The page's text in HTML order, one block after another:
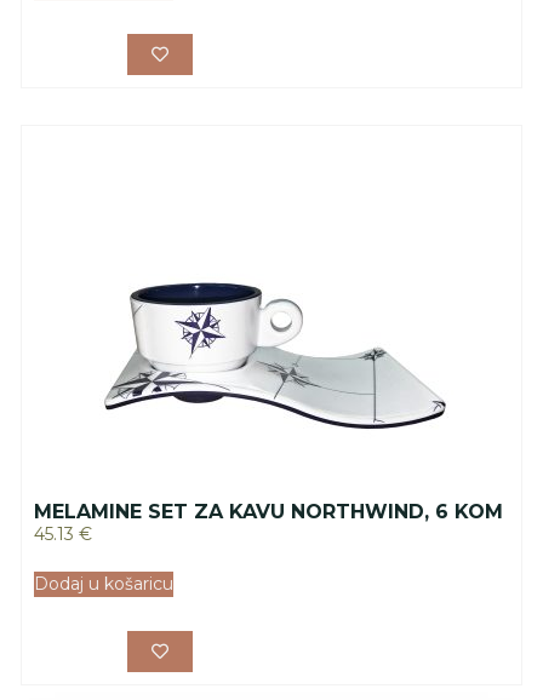
MELAMINE SET ZA KAVU NORTHWIND, 6 KOM
45.13 €
Dodaj u košaricu